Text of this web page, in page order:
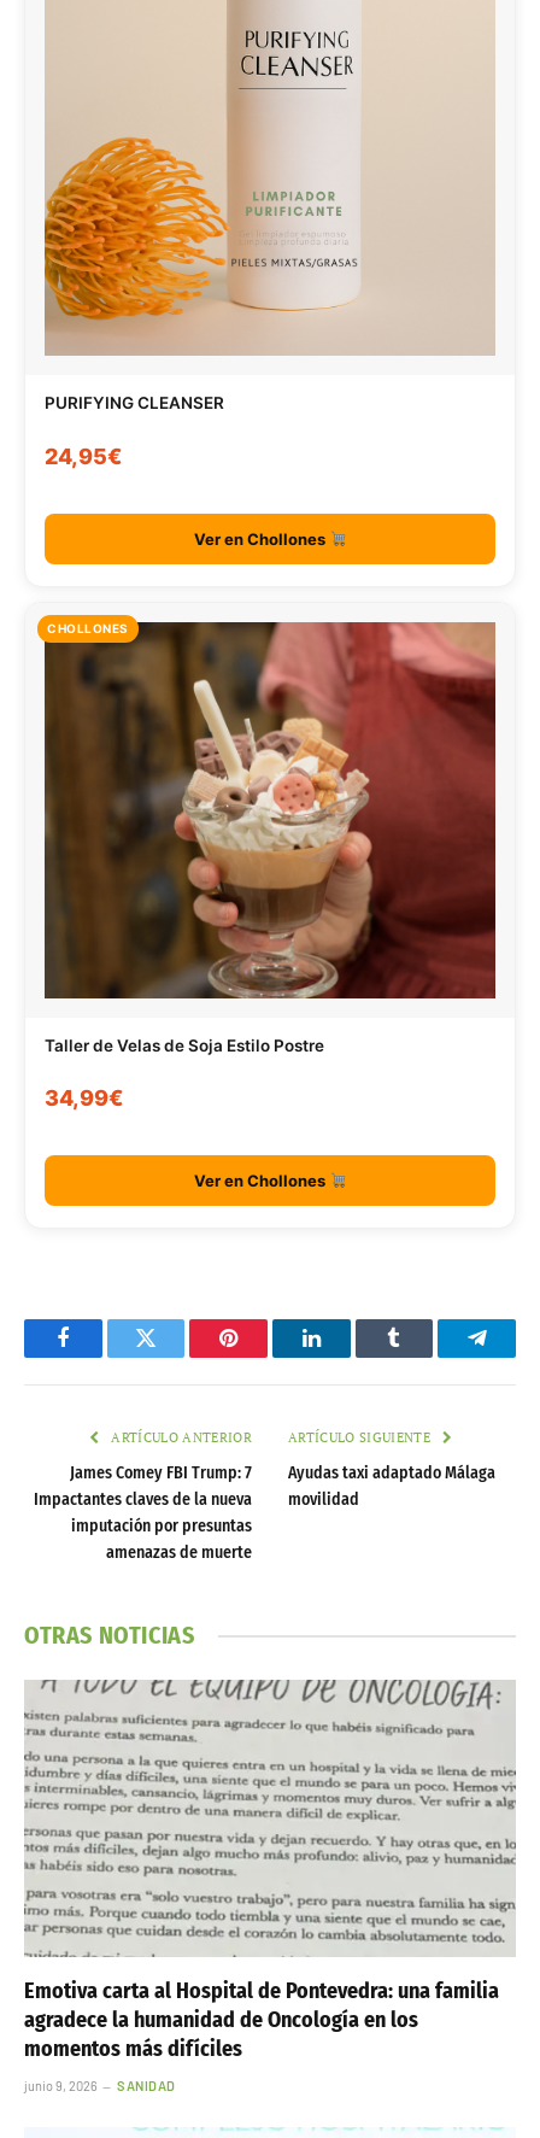
PURIFYING CLEANSER
24,95€
Ver en Chollones
CHOLLONES
Taller de Velas de Soja Estilo Postre
34,99€
Ver en Chollones
FacebookTwitter Pinterest LinkedInTumblr
ARTÍCULO ANTERIOR
James Comey FBI Trump: 7
Impactantes claves de la nueva
imputación por presuntas
amenazas de muerte
ARTÍCULO SIGUIENTE
Ayudas taxi adaptado Málaga
movilidad
OTRAS NOTICIAS
Emotiva carta al Hospital de Pontevedra: una familia
agradece la humanidad de Oncología en los
momentos más difíciles
junio 9, 2026 SANIDAD